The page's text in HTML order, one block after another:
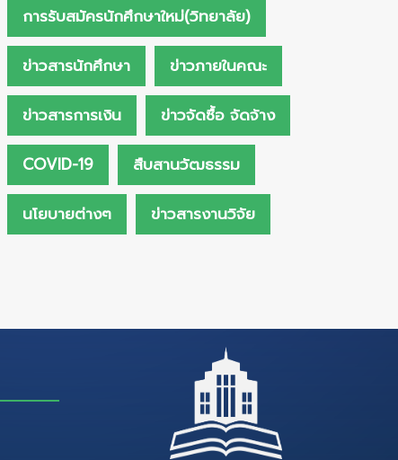
การรับสมัครนักศึกษาใหม่(วิทยาลัย)
ข่าวสารนักศึกษา ข่าวภายในคณะ
ข่าวสารการเงิน ข่าวจัดซื้อ จัดจ้าง
COVID-19 สืบสานวัฒธรรม
นโยบายต่างๆ ข่าวสารงานวิจัย